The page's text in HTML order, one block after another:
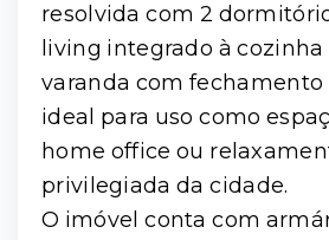
resolvida com 2
living integrado à
varanda com fechamento
ideal para uso como
home office ou
privilegiada da cidade.
O imóvel conta com